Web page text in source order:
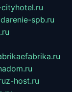
spb.ru
z-host.ru